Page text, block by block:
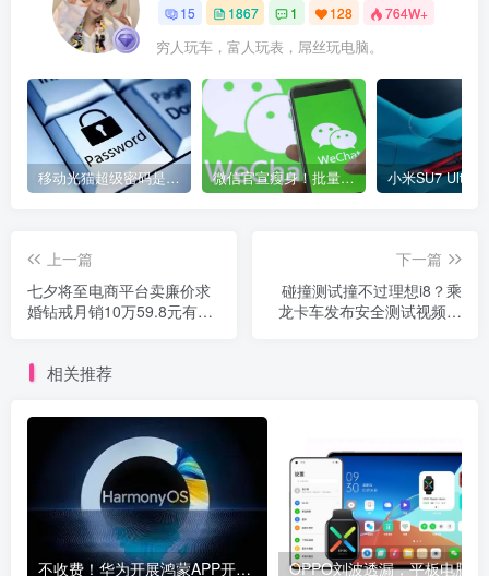
15 1867 1 128 764W+
穷人玩车，富人玩表，屌丝玩电脑。
移动光猫超级密码是多少？移动光猫超级管理员后台账号与密码 微信官宣瘦身！批量清理原图新功能来了 安卓、iOS均可使用
上一篇
七夕将至电商平台卖廉价求
婚钻戒月销10万59.8元有证
下一篇
碰撞测试撞不过理想i8？乘
龙卡车发布安全测试视频，
相关推荐
不收费！华为开展鸿蒙APP开发培训 提供全套课程教学资源